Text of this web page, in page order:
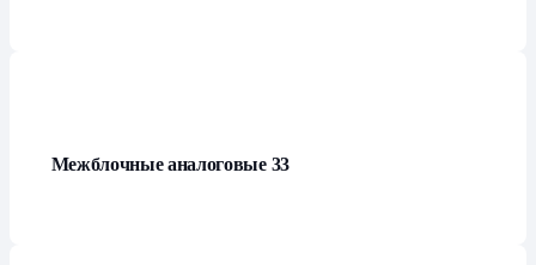
Межблочные аналоговые 33